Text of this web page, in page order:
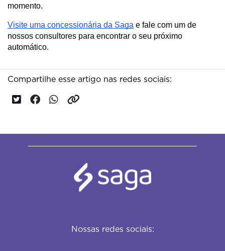
momento.
Visite uma concessionária da Saga e fale com um de
nossos consultores para encontrar o seu próximo
automático.
Compartilhe esse artigo nas redes sociais:
Nossas redes sociais: